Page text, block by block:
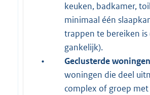
keuken, badkamer,
minimaal één
trappen te bereiken
gankelijk).
•
Geclusterde woningen
woningen die deel
complex of groep met